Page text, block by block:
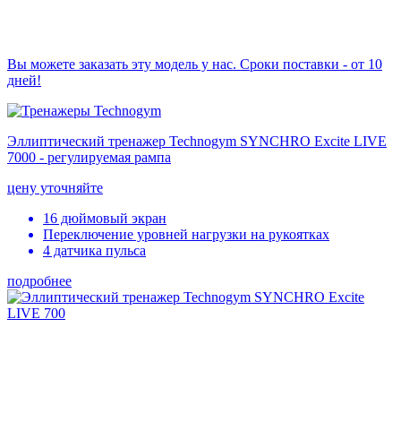
Вы можете заказать эту модель у нас. Сроки поставки - от 10
дней!
Эллиптический тренажер Technogym SYNCHRO Excite LIVE
7000 - регулируемая рампа
цену уточняйте
16 дюймовый экран
Переключение уровней нагрузки на рукоятках
4 датчика пульса
подробнее